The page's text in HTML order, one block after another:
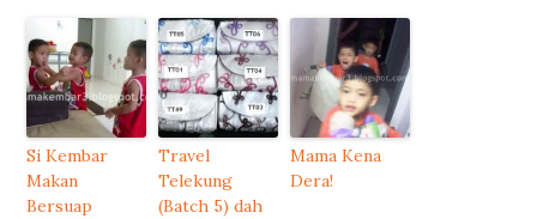
Si Kembar
Makan
Bersuap
Travel
Telekung
(Batch 5) dah
Mama Kena
Dera!